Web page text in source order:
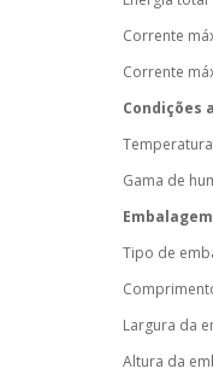
Corrente
Corrente
Condições
Gama de
Embalagem
Tipo de
Largura da
Altura da